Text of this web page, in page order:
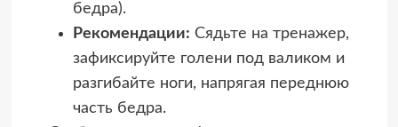
бедра).
Рекомендации: Сядьте на тренажер,
зафиксируйте голени под валиком и
разгибайте ноги, напрягая переднюю
часть бедра.